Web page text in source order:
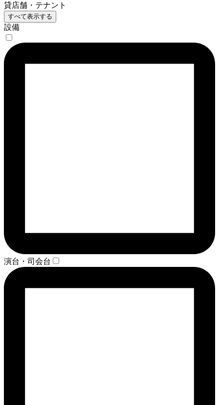
貸店舗・テナント
すべて表示する
設備
演台・司会台